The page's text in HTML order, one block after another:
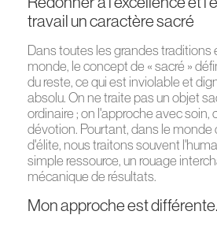
travail un caractère sacré
Dans toutes les grandes traditions
monde, le concept de « sacré »
du reste, ce qui est inviolable et
absolu. On ne traite pas un objet
ordinaire ; on l'approche avec soin,
dévotion. Pourtant, dans le monde
d'élite, nous traitons souvent
simple ressource, un rouage
mécanique de résultats.
Mon approche est différente.